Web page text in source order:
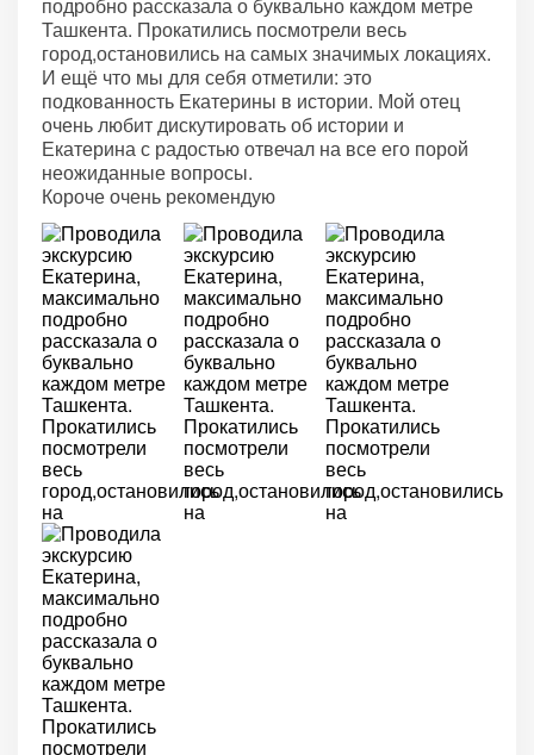
Ташкента. Прокатились посмотрели весь
город,остановились на самых значимых локациях.
И ещё что мы для себя отметили: это
подкованность Екатерины в истории. Мой отец
очень любит дискутировать об истории и
Екатерина с радостью отвечал на все его порой
неожиданные вопросы.
Короче очень рекомендую